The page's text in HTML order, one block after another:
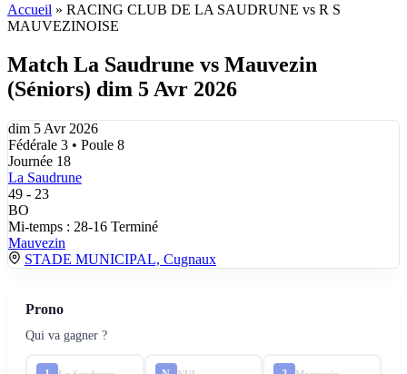
Accueil » RACING CLUB DE LA SAUDRUNE vs R S
MAUVEZINOISE
Match La Saudrune vs Mauvezin
(Séniors) dim 5 Avr 2026
dim 5 Avr 2026
Fédérale 3 • Poule 8
Journée 18
La Saudrune
49 - 23
BO
Mi-temps : 28-16 Terminé
Mauvezin
STADE MUNICIPAL, Cugnaux
Prono
Qui va gagner ?